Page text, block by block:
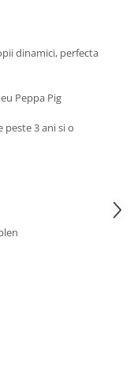
dinamici, perfecta
Peppa Pig
3 ani si o